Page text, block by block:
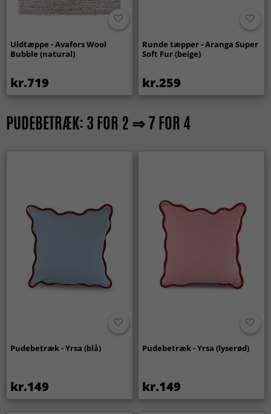
Uldtæppe - Avafors Wool
Bubble (natural)
kr.719
Runde tæpper - Aranga Super
Soft Fur (beige)
kr.259
PUDEBETRÆK: 3 FOR 2 ⇒ 7 FOR 4
Pudebetræk - Yrsa (blå)
kr.149
Pudebetræk - Yrsa (lyserød)
kr.149